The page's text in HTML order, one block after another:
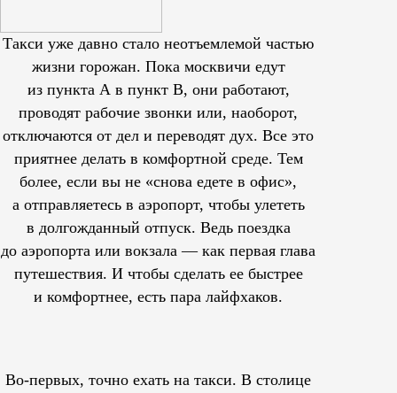
Такси уже давно стало неотъемлемой частью
жизни горожан. Пока москвичи едут
из пункта А в пункт В, они работают,
проводят рабочие звонки или, наоборот,
отключаются от дел и переводят дух. Все это
приятнее делать в комфортной среде. Тем
более, если вы не «снова едете в офис»,
а отправляетесь в аэропорт, чтобы улететь
в долгожданный отпуск. Ведь поездка
до аэропорта или вокзала — как первая глава
путешествия. И чтобы сделать ее быстрее
и комфортнее, есть пара лайфхаков.
Во-первых, точно ехать на такси. В столице